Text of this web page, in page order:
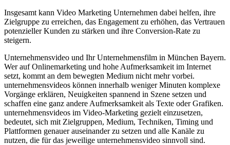
Insgesamt kann Video Marketing Unternehmen dabei helfen, ihre
Zielgruppe zu erreichen, das Engagement zu erhöhen, das Vertrauen
potenzieller Kunden zu stärken und ihre Conversion-Rate zu
steigern.
Unternehmensvideo und Ihr Unternehmensfilm in München Bayern.
Wer auf Onlinemarketing und hohe Aufmerksamkeit im Internet
setzt, kommt an dem bewegten Medium nicht mehr vorbei.
unternehmensvideos können innerhalb weniger Minuten komplexe
Vorgänge erklären, Neuigkeiten spannend in Szene setzen und
schaffen eine ganz andere Aufmerksamkeit als Texte oder Grafiken.
unternehmensvideos im Video-Marketing gezielt einzusetzen,
bedeutet, sich mit Zielgruppen, Medium, Techniken, Timing und
Plattformen genauer auseinander zu setzen und alle Kanäle zu
nutzen, die für das jeweilige unternehmensvideo sinnvoll sind.